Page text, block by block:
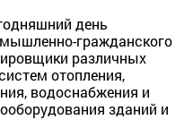
день
гражданского
различных
отопления,
водоснабжения и
зданий и